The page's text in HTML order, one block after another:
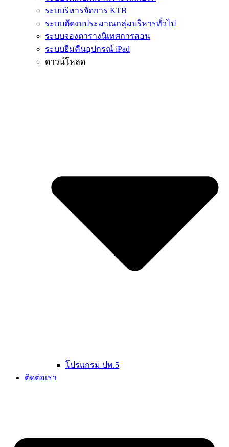
ระบบริหารจัดการ KTB
ระบบตัดงบประมาณกลุ่มบริหารทั่วไป
ระบบจองตารางนิเทศการสอน
ระบบยืมคืนอุปกรณ์ iPad
ดาวน์โหลด
โปรแกรม ปพ.5
ติดต่อเรา